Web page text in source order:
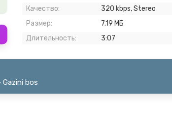
Качество:
320 kbps, Stereo
Размер:
7.19 МБ
Длительность:
3:07
bos